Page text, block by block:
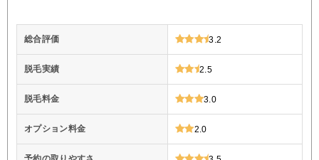
総合評価 3.2
脱毛実績 2.5
脱毛料金 3.0
オプション料金 2.0